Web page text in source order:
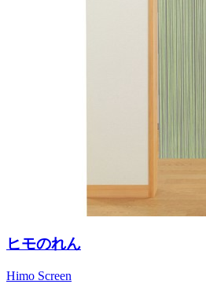
ヒモのれん
Himo Screen